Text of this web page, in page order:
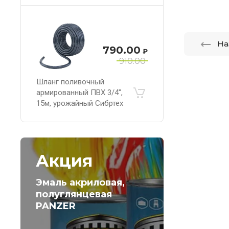
910.00
790.00 ₽
Шланг поливочный
армированный ПВХ 3/4",
15м, урожайный Сибртех
Акция
Эмаль акриловая,
полуглянцевая
PANZER